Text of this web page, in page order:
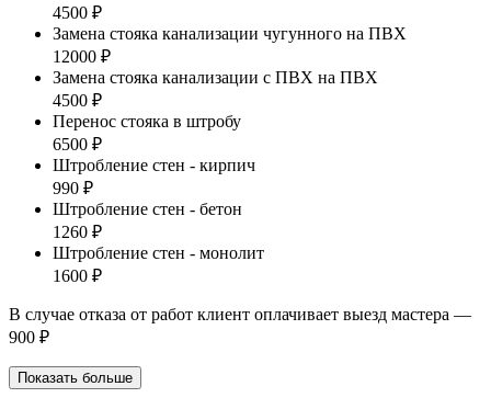
4500 ₽
Замена стояка канализации чугунного на ПВХ
12000 ₽
Замена стояка канализации с ПВХ на ПВХ
4500 ₽
Перенос стояка в штробу
6500 ₽
Штробление стен - кирпич
990 ₽
Штробление стен - бетон
1260 ₽
Штробление стен - монолит
1600 ₽
В случае отказа от работ клиент оплачивает выезд мастера —
900 ₽
Показать больше